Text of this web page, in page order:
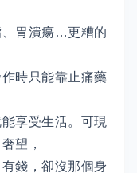
、胃潰瘍…更糟的
時只能靠止痛藥
享受生活。可現
望，
錢，卻沒那個身